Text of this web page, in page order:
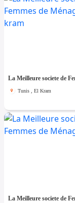
Tunis , El Kram